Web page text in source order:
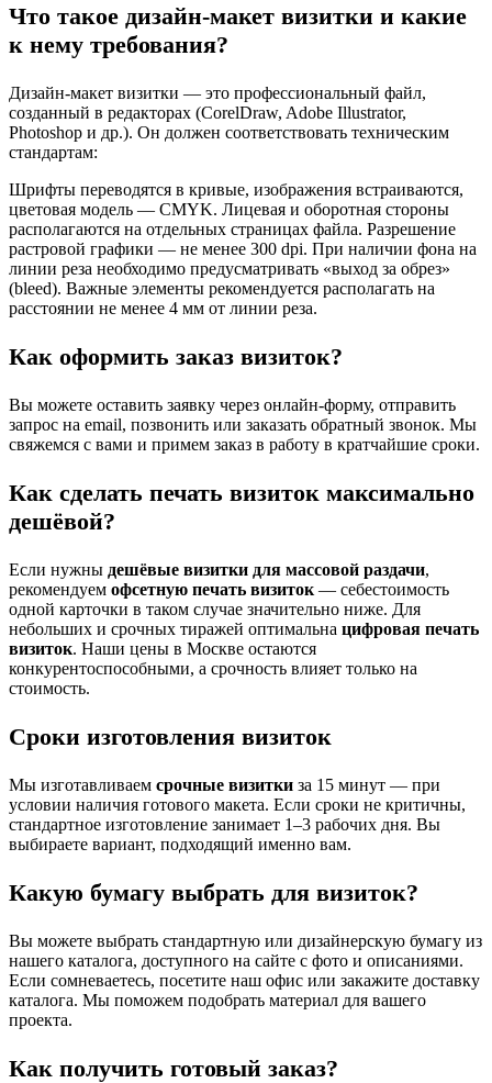
Что такое дизайн-макет визитки и какие
к нему требования?
Дизайн-макет визитки — это профессиональный файл,
созданный в редакторах (CorelDraw, Adobe Illustrator,
Photoshop и др.). Он должен соответствовать техническим
стандартам:
Шрифты переводятся в кривые, изображения встраиваются,
цветовая модель — CMYK. Лицевая и оборотная стороны
располагаются на отдельных страницах файла. Разрешение
растровой графики — не менее 300 dpi. При наличии фона на
линии реза необходимо предусматривать «выход за обрез»
(bleed). Важные элементы рекомендуется располагать на
расстоянии не менее 4 мм от линии реза.
Как оформить заказ визиток?
Вы можете оставить заявку через онлайн-форму, отправить
запрос на email, позвонить или заказать обратный звонок. Мы
свяжемся с вами и примем заказ в работу в кратчайшие сроки.
Как сделать печать визиток максимально
дешёвой?
Если нужны дешёвые визитки для массовой раздачи,
рекомендуем офсетную печать визиток — себестоимость
одной карточки в таком случае значительно ниже. Для
небольших и срочных тиражей оптимальна цифровая печать
визиток. Наши цены в Москве остаются
конкурентоспособными, а срочность влияет только на
стоимость.
Сроки изготовления визиток
Мы изготавливаем срочные визитки за 15 минут — при
условии наличия готового макета. Если сроки не критичны,
стандартное изготовление занимает 1–3 рабочих дня. Вы
выбираете вариант, подходящий именно вам.
Какую бумагу выбрать для визиток?
Вы можете выбрать стандартную или дизайнерскую бумагу из
нашего каталога, доступного на сайте с фото и описаниями.
Если сомневаетесь, посетите наш офис или закажите доставку
каталога. Мы поможем подобрать материал для вашего
проекта.
Как получить готовый заказ?